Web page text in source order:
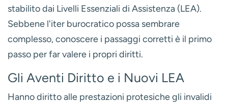
stabilito dai Livelli Essenziali di Assistenza (LEA).
Sebbene l'iter burocratico possa sembrare
complesso, conoscere i passaggi corretti è il primo
passo per far valere i propri diritti.
Gli Aventi Diritto e i Nuovi LEA
Hanno diritto alle prestazioni protesiche gli invalidi